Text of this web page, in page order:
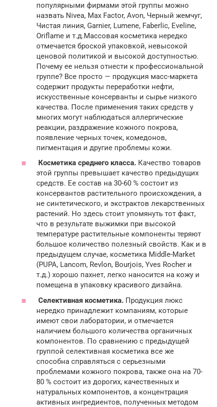
популярными фирмами этой группы можно
назвать Nivea, Max Factor, Avon, Черный жемчуг,
Чистая линия, Garnier, Lumene, Faberlic, Eveline,
Oriflame и т.д.Массовая косметика нередко
отмечается броской упаковкой, невысокой
ценовой политикой и высокой доступностью.
Почему ее нельзя отнести к профессиональной
группе? Все просто — продукция масс-маркета
содержит продукты переработки нефти,
искусственные консерванты и сырье низкого
качества. После применения таких средств у
многих могут наблюдаться аллергические
реакции, раздражение кожного покрова,
появление черных точек, комедонов,
пигментация и другие проблемы кожи.
Косметика среднего класса. Качество товаров
этой группы превышает качество предыдущих
средств. Ее состав на 30-60 % состоит из
консервантов растительного происхождения, а
не синтетического, и экстрактов лекарственных
растений. Но здесь стоит упомянуть тот факт,
что в результате выжимки при высокой
температуре растительные компоненты теряют
большое количество полезный свойств. Как и в
предыдущем случае, косметика Middle-Market
(PUPA, Lancom, Revlon, Bourjois, Yves Rocher и
т.д.) хорошо пахнет, легко наносится на кожу и
помещена в упаковку красивого дизайна.
Селективная косметика. Продукция люкс
нередко принадлежит компаниям, которые
имеют свои лаборатории, и отмечается
наличием большого количества органичных
компонентов. По сравнению с предыдущей
группой селективная косметика все же
способна справляться с серьезными
проблемами кожного покрова, также она на 70-
80 % состоит из дорогих, качественных и
натуральных компонентов, а концентрация
активных ингредиентов, полученных методом